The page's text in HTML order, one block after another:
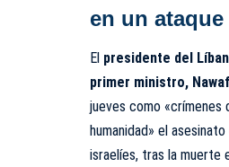
en un
El presidente del
primer ministro,
jueves como «crímenes
humanidad» el
israelíes, tras la muerte